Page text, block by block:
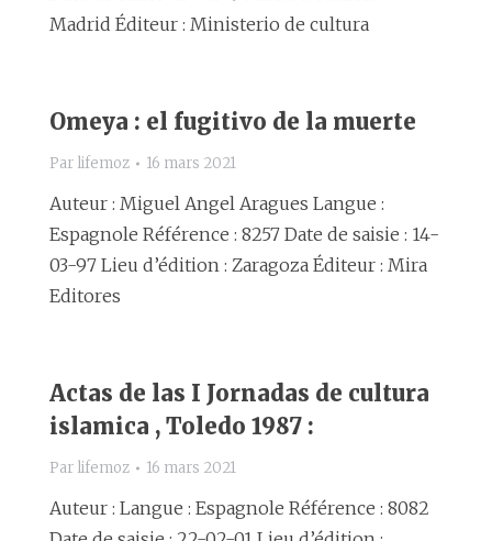
Madrid Éditeur : Ministerio de cultura
Omeya : el fugitivo de la muerte
Par lifemoz 16 mars 2021
Auteur : Miguel Angel Aragues Langue :
Espagnole Référence : 8257 Date de saisie : 14-
03-97 Lieu d’édition : Zaragoza Éditeur : Mira
Editores
Actas de las I Jornadas de cultura
islamica , Toledo 1987 :
Par lifemoz 16 mars 2021
Auteur : Langue : Espagnole Référence : 8082